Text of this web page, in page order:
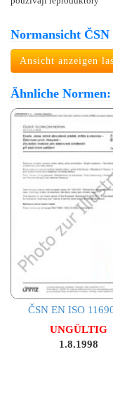
Normansicht ČSN
Ansicht anzeigen
Ähnliche Normen:
ČSN EN ISO
UNGÜLTIG
1.8.1998